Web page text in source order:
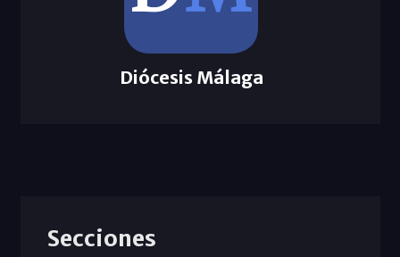
Diócesis Málaga
Secciones